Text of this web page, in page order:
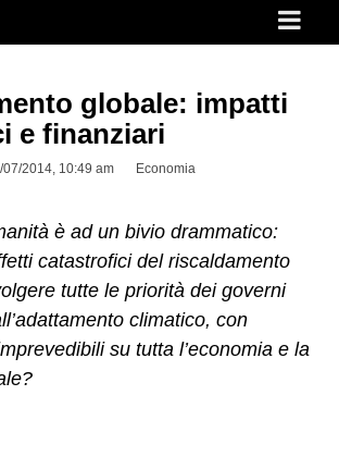
globale: impatti
e finanziari
07/2014, 10:49 am Economia
è ad un bivio drammatico:
catastrofici del riscaldamento
tutte le priorità dei governi
climatico, con
su tutta l’economia e la